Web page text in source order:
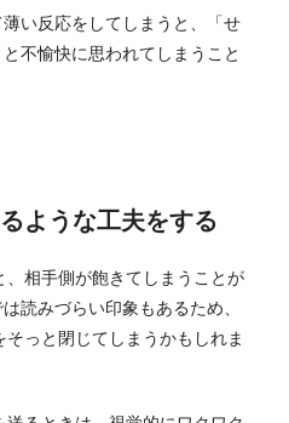
い反応をしてしまうと、「せ
不愉快に思われてしまうこと
ような工夫をする
相手側が飽きてしまうことが
読みづらい印象もあるため、
っと閉じてしまうかもしれま